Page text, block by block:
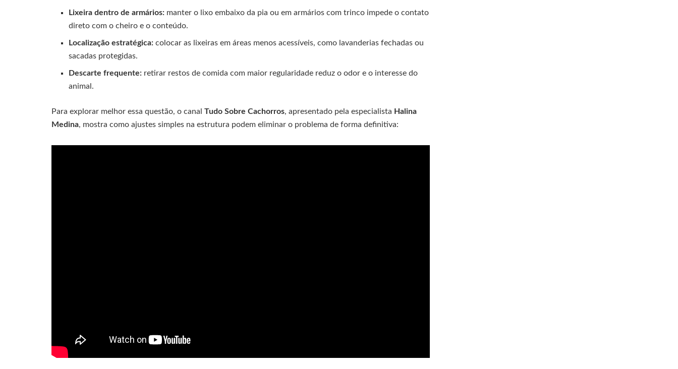
Lixeira dentro de armários: manter o lixo embaixo da pia ou em armários com trinco impede o contato
direto com o cheiro e o conteúdo.
Localização estratégica: colocar as lixeiras em áreas menos acessíveis, como lavanderias fechadas ou
sacadas protegidas.
Descarte frequente: retirar restos de comida com maior regularidade reduz o odor e o interesse do
animal.
Para explorar melhor essa questão, o canal Tudo Sobre Cachorros, apresentado pela especialista Halina
Medina, mostra como ajustes simples na estrutura podem eliminar o problema de forma definitiva: